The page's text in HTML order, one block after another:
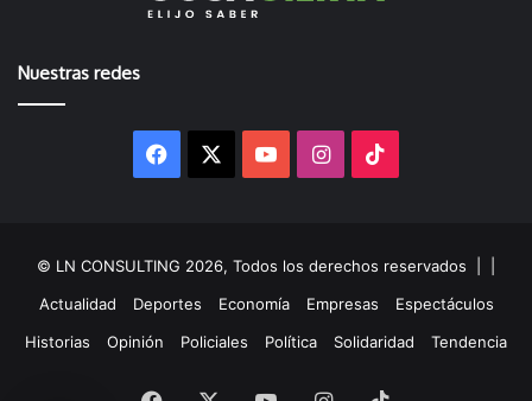
Nuestras redes
Facebook YouTubeInstagram
© LN CONSULTING 2026, Todos los derechos reservados |
Actualidad
Deportes Economía Empresas
Espectáculos
Historias
Opinión Policiales Política Solidaridad Tendencia